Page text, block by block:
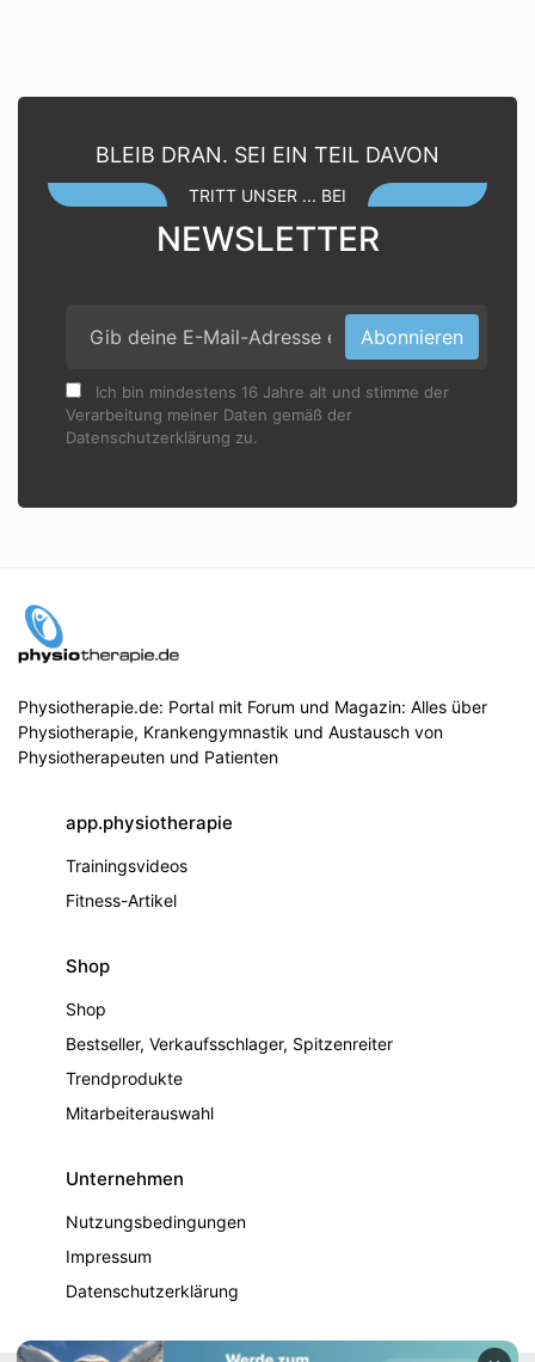
BLEIB DRAN. SEI EIN TEIL DAVON
TRITT UNSER ... BEI
NEWSLETTER
Abonnieren
Ich bin mindestens 16 Jahre alt und stimme der
Verarbeitung meiner Daten gemäß der
Datenschutzerklärung zu.
Physiotherapie.de: Portal mit Forum und Magazin: Alles über
Physiotherapie, Krankengymnastik und Austausch von
Physiotherapeuten und Patienten
app.physiotherapie
Trainingsvideos
Fitness-Artikel
Shop
Shop
Bestseller, Verkaufsschlager, Spitzenreiter
Trendprodukte
Mitarbeiterauswahl
Unternehmen
Nutzungsbedingungen
Impressum
Datenschutzerklärung